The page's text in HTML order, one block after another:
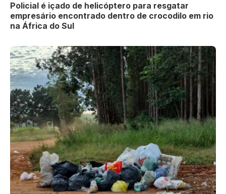
Policial é içado de helicóptero para resgatar
empresário encontrado dentro de crocodilo em rio
na África do Sul